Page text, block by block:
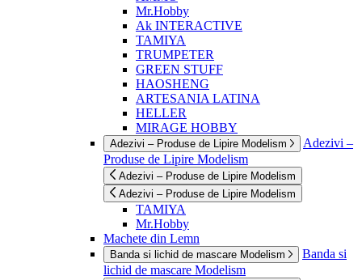
Mr.Hobby
Ak INTERACTIVE
TAMIYA
TRUMPETER
GREEN STUFF
HAOSHENG
ARTESANIA LATINA
HELLER
MIRAGE HOBBY
Adezivi – Produse de Lipire Modelism
Adezivi –
Produse de Lipire Modelism
Adezivi – Produse de Lipire Modelism
Adezivi – Produse de Lipire Modelism
TAMIYA
Mr.Hobby
Machete din Lemn
Banda si lichid de mascare Modelism
Banda si
lichid de mascare Modelism